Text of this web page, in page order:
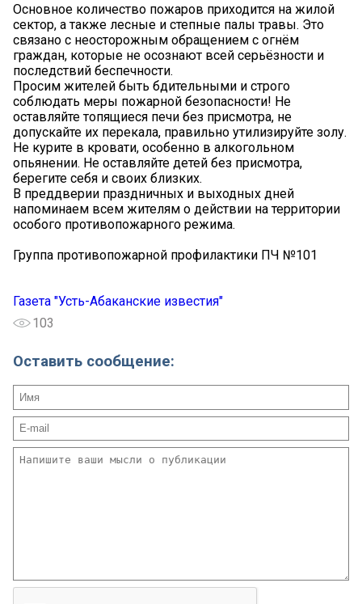
Основное количество пожаров приходится на жилой
сектор, а также лесные и степные палы травы. Это
связано с неосторожным обращением с огнём
граждан, которые не осознают всей серьёзности и
последствий беспечности.
Просим жителей быть бдительными и строго
соблюдать меры пожарной безопасности! Не
оставляйте топящиеся печи без присмотра, не
допускайте их перекала, правильно утилизируйте золу.
Не курите в кровати, особенно в алкогольном
опьянении. Не оставляйте детей без присмотра,
берегите себя и своих близких.
В преддверии праздничных и выходных дней
напоминаем всем жителям о действии на территории
особого противопожарного режима.
Группа противопожарной профилактики ПЧ №101
Газета "Усть-Абаканские известия"
103
Оставить сообщение: